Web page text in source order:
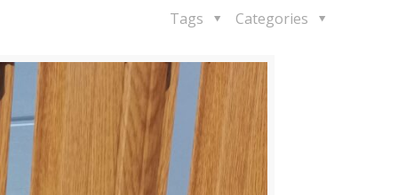
Categories
Tags